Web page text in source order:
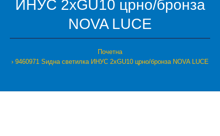
ИНУС 2xGU10 црно/бронза
NOVA LUCE
Почетна
9460971 Ѕидна светилка ИНУС 2xGU10 црно/бронза NOVA LUCE